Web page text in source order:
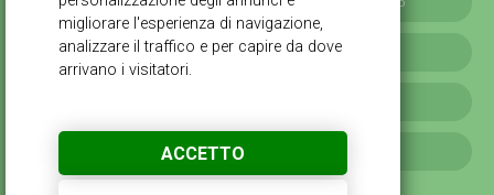
ACCETTO
Servizi antilarvali, adulticidi invernali
Disinfestazione da cimici verdi